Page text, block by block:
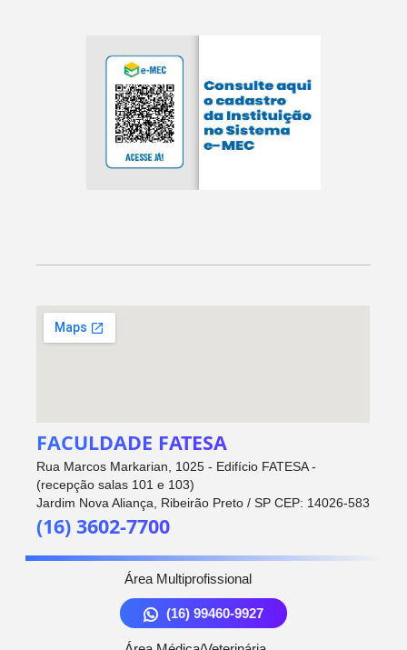
FACULDADE FATESA
Rua Marcos Markarian, 1025 - Edifício FATESA -
(recepção salas 101 e 103)
Jardim Nova Aliança, Ribeirão Preto / SP CEP: 14026-583
(16) 3602-7700
Área Multiprofissional
(16) 99460-9927